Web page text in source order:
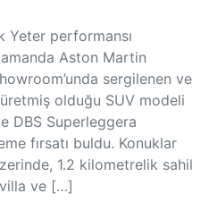
Yeter performansı
Aston Martin
sergilenen ve
olduğu SUV modeli
DBS Superleggera
fırsatı buldu. Konuklar
1.2 kilometrelik sahil
ve […]